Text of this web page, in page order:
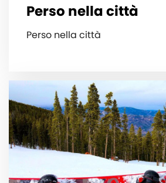
Perso nella città
Perso nella città